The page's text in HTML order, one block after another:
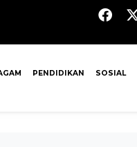
PENDIDIKAN SOSIAL